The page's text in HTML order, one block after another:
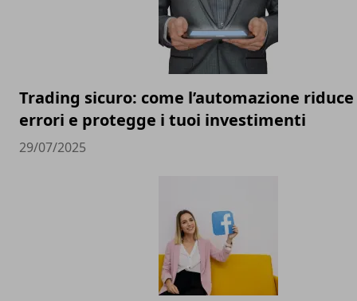
Trading sicuro: come l’automazione
errori e protegge i tuoi investimenti
29/07/2025